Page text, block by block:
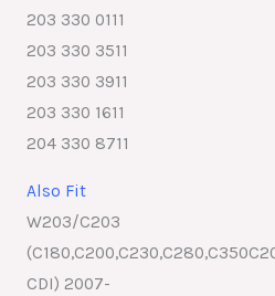
203 330 0111
203 330 3511
203 330 3911
203 330 1611
204 330 8711
Also Fit
W203/C203
CDI) 2007-